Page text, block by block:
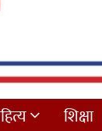
शिक्षा